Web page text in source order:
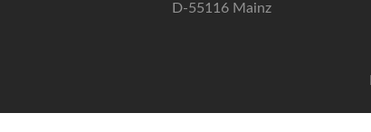
D-55116 Mainz